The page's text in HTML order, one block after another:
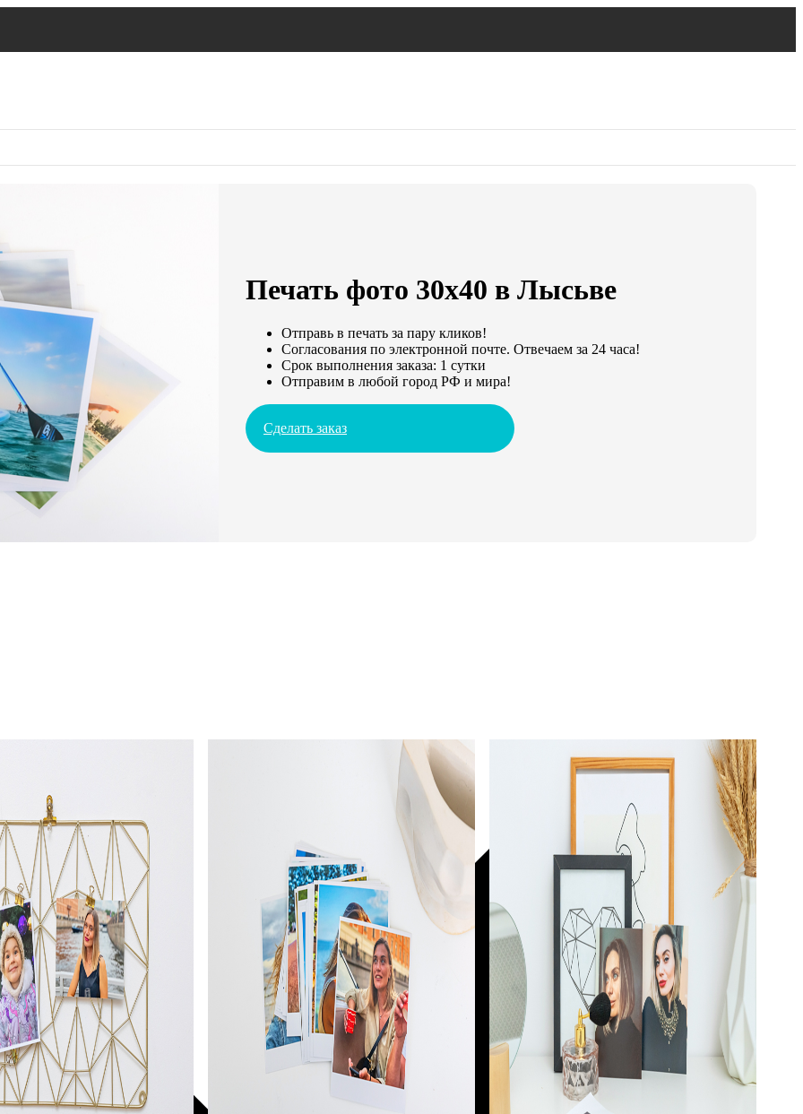
Печать фото 30х40 в Лысьве
Отправь в печать за пару кликов!
Согласования по электронной почте. Отвечаем за 24 часа!
Срок выполнения заказа: 1 сутки
Отправим в любой город РФ и мира!
Сделать заказ